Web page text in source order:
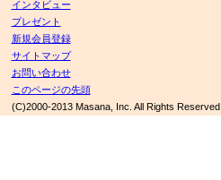
インタビュー
プレゼント
新規会員登録
サイトマップ
お問い合わせ
このページの先頭
(C)2000-2013 Masana, Inc. All Rights Reserved.